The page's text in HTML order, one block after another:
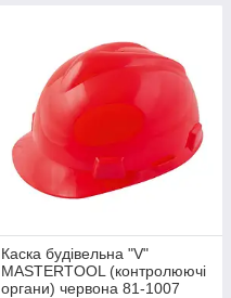
Каска будівельна "V"
MASTERTOOL (контролюючі
органи) червона 81-1007